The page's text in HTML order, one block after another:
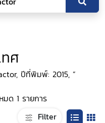
ศ
ปีที่พิมพ์: 2015, ”
ด 1 รายการ
Filter